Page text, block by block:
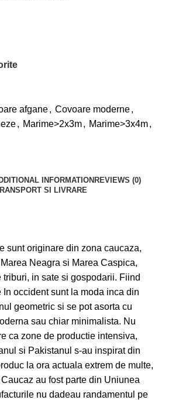
afgane, Covoare moderne,
, Marime>2x3m, Marime>3x4m,
INFORMATION REVIEWS (0)
SI LIVRARE
sunt originare din zona caucaza,
Neagra si Marea Caspica,
triburi, in sate si gospodarii. Fiind
In occident sunt la moda inca din
geometric si se pot asorta cu
sau chiar minimalista. Nu
ca zone de productie intensiva,
si Pakistanul s-au inspirat din
la ora actuala extrem de multe,
au fost parte din Uniunea
nu dadeau randamentul pe